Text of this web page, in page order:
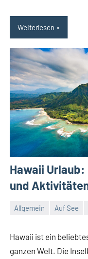
Weiterlesen
Hawaii
und
Allgemein Auf See
Hawaii ist ein
ganzen Welt. Die